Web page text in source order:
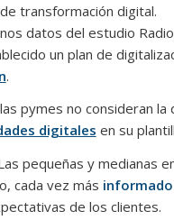
transformación digital.
datos del estudio
un plan de
.
pymes no consideran
digitales en su
pequeñas y medianas
cada vez más
de los clientes.